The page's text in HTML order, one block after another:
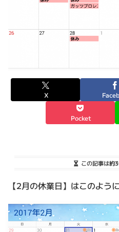
X
Pocket
この記事は約
【2月の休業日】はこのよう